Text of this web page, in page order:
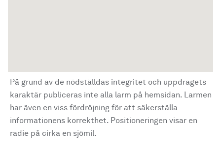
På grund av de nödställdas integritet och uppdragets
karaktär publiceras inte alla larm på hemsidan. Larmen
har även en viss fördröjning för att säkerställa
informationens korrekthet. Positioneringen visar en
radie på cirka en sjömil.